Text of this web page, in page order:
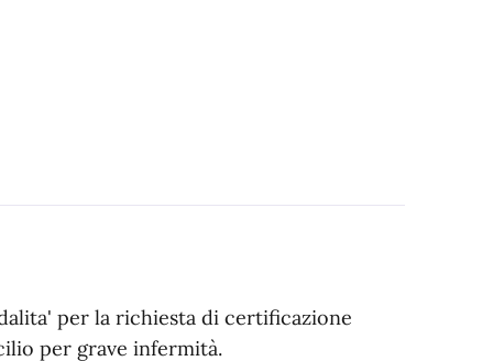
per la richiesta di certificazione
per grave infermità.